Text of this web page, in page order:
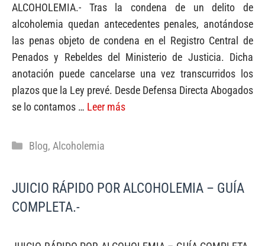
ALCOHOLEMIA.- Tras la condena de un delito de
alcoholemia quedan antecedentes penales, anotándose
las penas objeto de condena en el Registro Central de
Penados y Rebeldes del Ministerio de Justicia. Dicha
anotación puede cancelarse una vez transcurridos los
plazos que la Ley prevé. Desde Defensa Directa Abogados
se lo contamos … Leer más
Categorías
Blog, Alcoholemia
JUICIO RÁPIDO POR ALCOHOLEMIA – GUÍA
COMPLETA.-